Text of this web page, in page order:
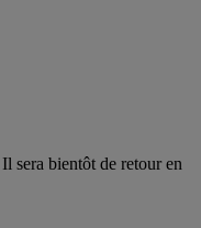
sera bientôt de retour en